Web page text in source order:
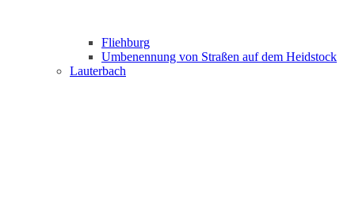
Fliehburg
Umbenennung von Straßen auf dem Heidstock
Lauterbach